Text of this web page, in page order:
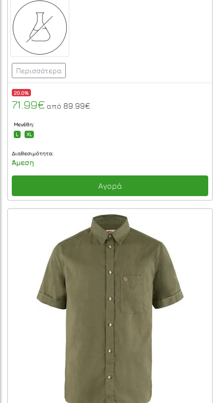
Περισσότερα
20.0%
71.99€ από 89.99€
Μεγέθη:
L
XL
Διαθεσιμότητα:
Άμεση
Αγορά